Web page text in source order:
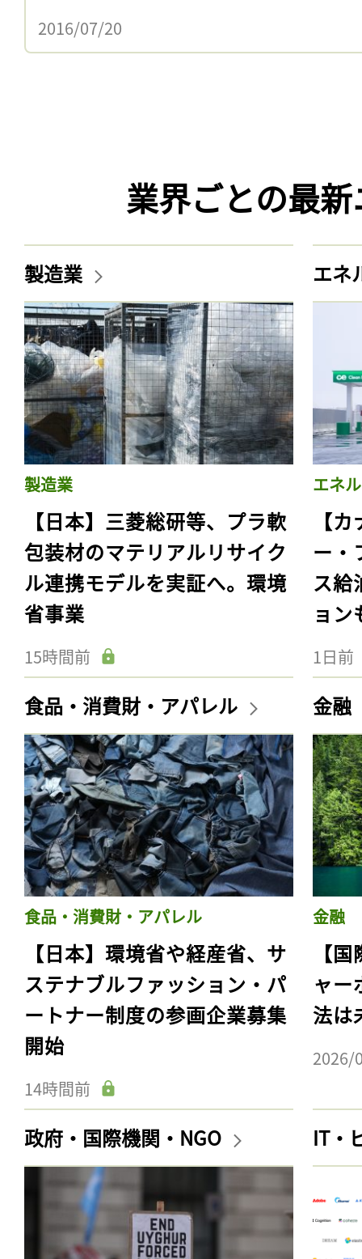
2016/07/20
業界ごとの最
製造業
製造業
【日本】三菱総研等、プラ軟
包装材のマテリアルリサイク
ル連携モデルを実証へ。環境
省事業
15時間前
エネ
エネ
【
ー・
ス給
ョン
1日前
食品・消費財・アパレル
食品・消費財・アパレル
【日本】環境省や経産省、サ
ステナブルファッション・パ
ートナー制度の参画企業募集
開始
14時間前
金融
金融
【
ャー
法は
2026/
政府・国際機関・NGO IT・